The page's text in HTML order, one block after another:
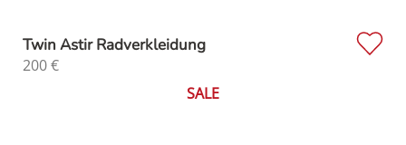
Twin Astir Radverkleidung
200€
SALE